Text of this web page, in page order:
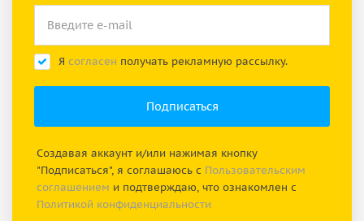
Я согласен получать рекламную рассылку.
Создавая аккаунт и/или нажимая кнопку
"Подписаться", я соглашаюсь с Пользовательским
соглашением и подтверждаю, что ознакомлен с
Политикой конфиденциальности